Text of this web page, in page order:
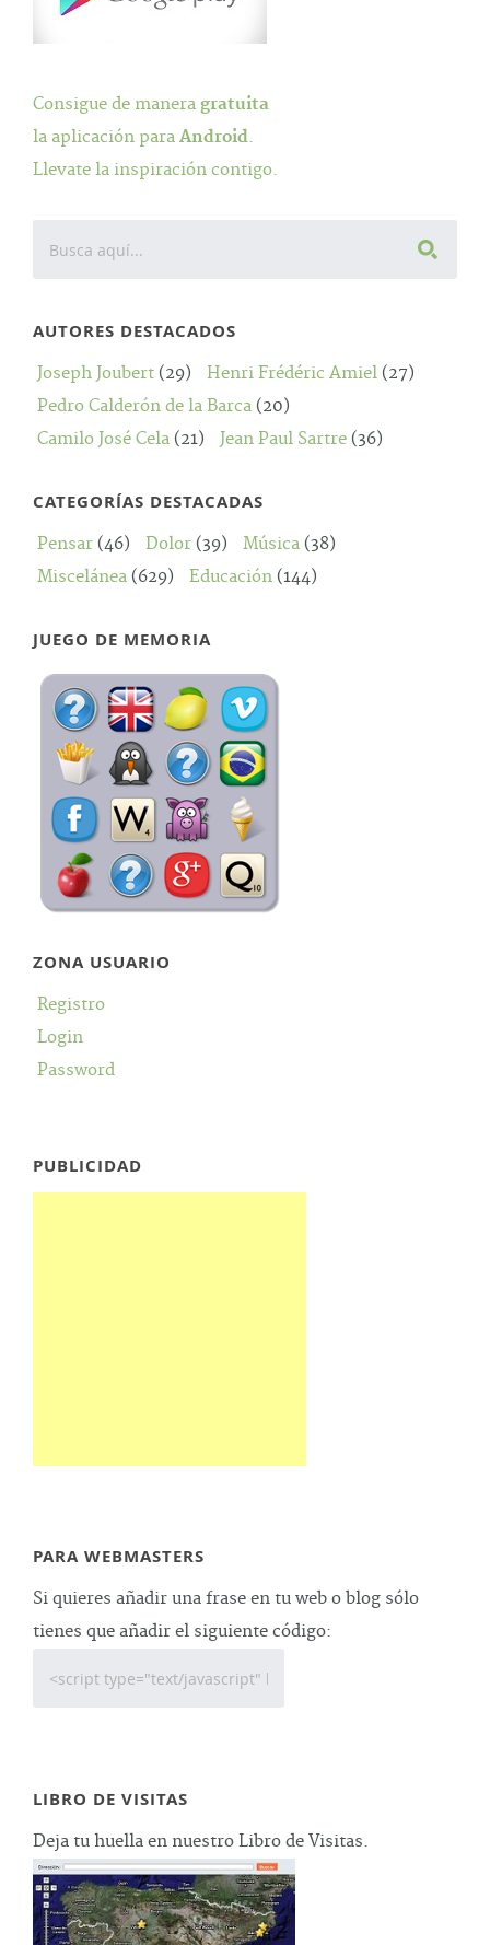
Consigue de manera gratuita
la aplicación para Android.
Llevate la inspiración contigo.
AUTORES DESTACADOS
Joseph Joubert (29) Henri Frédéric Amiel (27)
Pedro Calderón de la Barca (20)
Camilo José Cela (21) Jean Paul Sartre (36)
CATEGORÍAS DESTACADAS
Pensar (46) Dolor (39) Música (38)
Miscelánea (629) Educación (144)
JUEGO DE MEMORIA
ZONA USUARIO
Registro
Login
Password
PUBLICIDAD
PARA WEBMASTERS
Si quieres añadir una frase en tu web o blog sólo
tienes que añadir el siguiente código:
LIBRO DE VISITAS
Deja tu huella en nuestro Libro de Visitas.